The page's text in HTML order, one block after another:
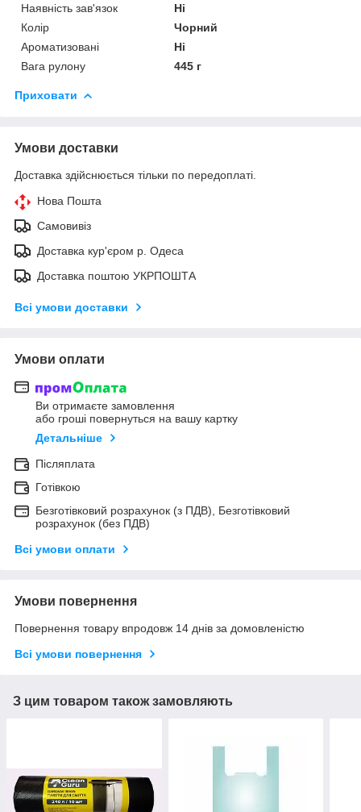
Наявність зав'язок
Ні
Колір
Чорний
Ароматизовані
Ні
Вага рулону
445 г
Приховати
Умови доставки
Доставка здійснюється тільки по передоплаті.
Нова Пошта
Самовивіз
Доставка кур'єром р. Одеса
Доставка поштою УКРПОШТА
Всі умови доставки
Умови оплати
Ви отримаєте замовлення
або гроші повернуться на вашу картку
Детальніше
Післяплата
Готівкою
Безготівковий розрахунок (з ПДВ), Безготівковий
розрахунок (без ПДВ)
Всі умови оплати
Умови повернення
Повернення товару впродовж 14 днів за домовленістю
Всі умови повернення
З цим товаром також замовляють